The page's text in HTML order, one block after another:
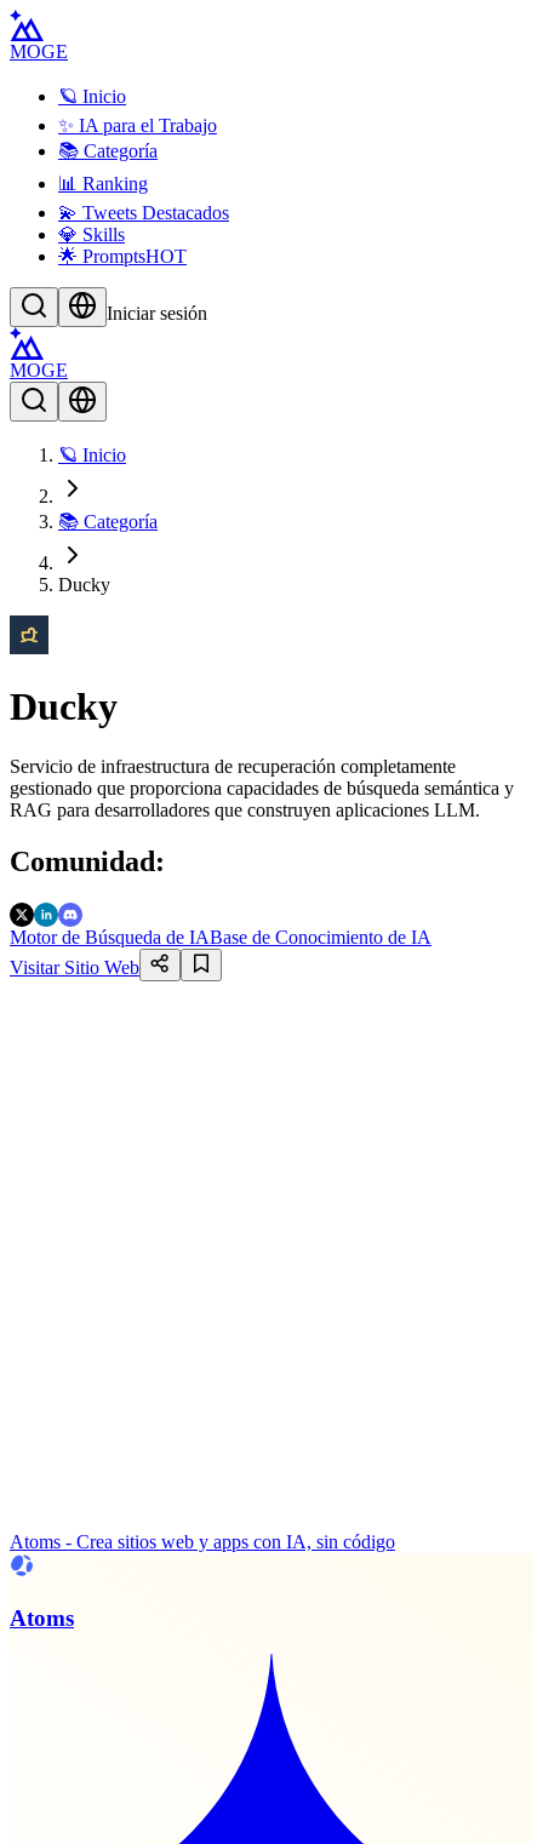
MOGE
🪐 Inicio
✨ IA para el Trabajo
📚 Categoría
📊 Ranking
💫 Tweets Destacados
💎 Skills
🌟 PromptsHOT
Iniciar sesión
MOGE
🪐 Inicio
📚 Categoría
Ducky
Ducky
Servicio de infraestructura de recuperación completamente
gestionado que proporciona capacidades de búsqueda semántica y
RAG para desarrolladores que construyen aplicaciones LLM.
Comunidad:
Motor de Búsqueda de IABase de Conocimiento de IA
Visitar Sitio Web
Atoms - Crea sitios web y apps con IA, sin código
Atoms